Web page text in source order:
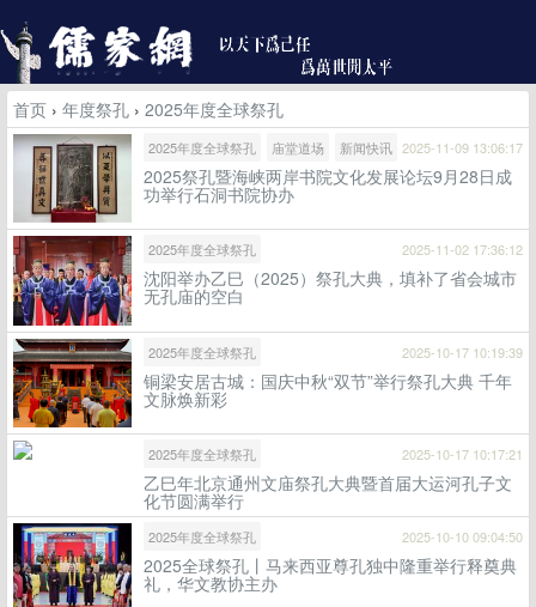
首页 › 年度祭孔 › 2025年度全球祭孔
2025年度全球祭孔 庙堂道场 新闻快讯 2025-11-09 13:06:17
2025祭孔暨海峡两岸书院文化发展论坛9月28日成
功举行石洞书院协办
2025年度全球祭孔 2025-11-02 17:36:12
沈阳举办乙巳（2025）祭孔大典，填补了省会城市
无孔庙的空白
2025年度全球祭孔 2025-10-17 10:19:39
铜梁安居古城：国庆中秋“双节”举行祭孔大典 千年
文脉焕新彩
2025年度全球祭孔 2025-10-17 10:17:21
乙巳年北京通州文庙祭孔大典暨首届大运河孔子文
化节圆满举行
2025年度全球祭孔 2025-10-10 09:04:50
2025全球祭孔丨马来西亚尊孔独中隆重举行释奠典
礼，华文教协主办